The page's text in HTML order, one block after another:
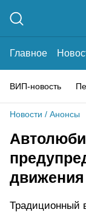
Главное
ВИП-новость
Новости / Анонсы
Традиционный